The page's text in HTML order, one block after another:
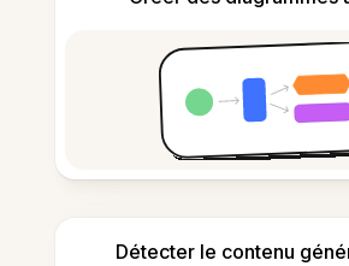
Détecter le contenu